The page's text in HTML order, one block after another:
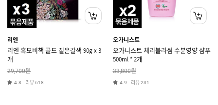
리엔
리엔 흑모비책 골드 짙은갈색 90g x 3
개
29,700원
4.8 리뷰618
오가니스트
오가니스트 체리블라썸 수분영양 샴푸
500ml * 2개
33,800원
4.9 리뷰231